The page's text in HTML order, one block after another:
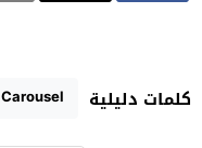
كلمات دليلية Carousel